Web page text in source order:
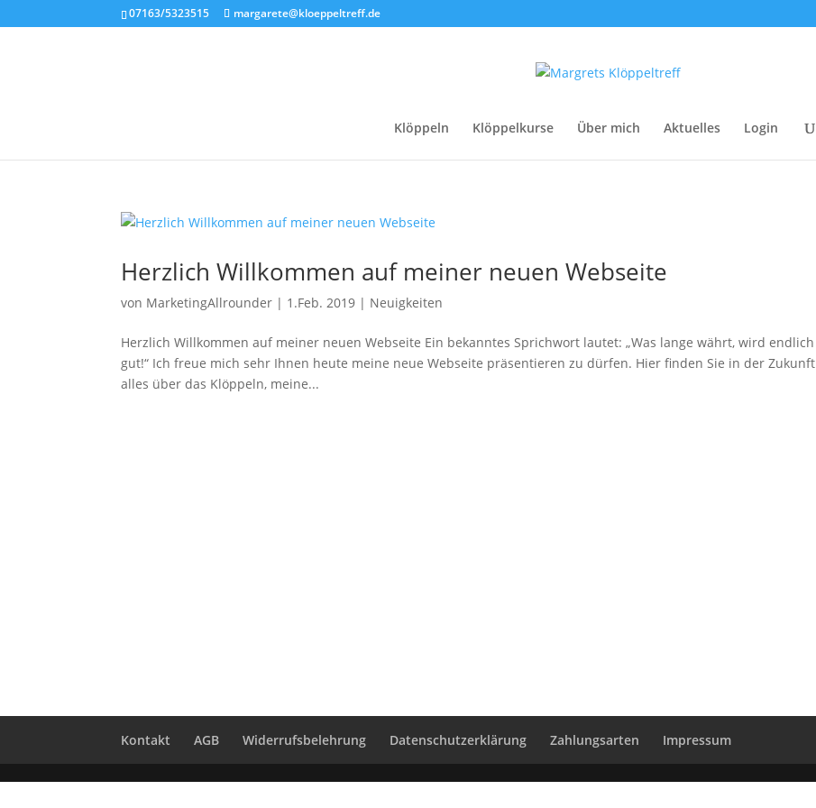
07163/5323515 margarete@kloeppeltreff.de
Klöppeln Klöppelkurse Über mich Aktuelles Login
Herzlich Willkommen auf meiner neuen Webseite
von MarketingAllrounder | 1.Feb. 2019 | Neuigkeiten
Herzlich Willkommen auf meiner neuen Webseite Ein bekanntes Sprichwort lautet: „Was lange währt, wird endlich
gut!“ Ich freue mich sehr Ihnen heute meine neue Webseite präsentieren zu dürfen. Hier finden Sie in der Zukunft
alles über das Klöppeln, meine...
Kontakt AGB Widerrufsbelehrung Datenschutzerklärung Zahlungsarten Impressum